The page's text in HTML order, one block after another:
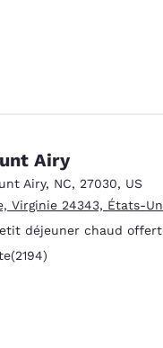
Airy
Airy, NC, 27030, US
Virginie 24343, États-
déjeuner chaud offert
Excelente. 2194
(2194)